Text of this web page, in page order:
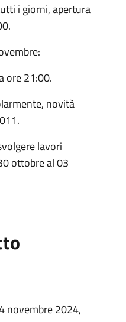
i giorni, apertura
ore 21:00.
novità
lavori
ottobre al 03
novembre 2024,